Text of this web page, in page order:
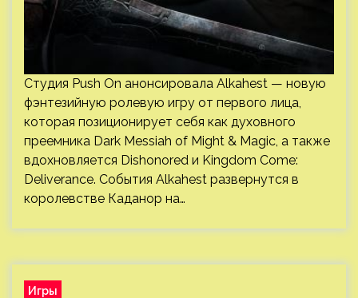
Студия Push On анонсировала Alkahest — новую
фэнтезийную ролевую игру от первого лица,
которая позиционирует себя как духовного
преемника Dark Messiah of Might & Magic, а также
вдохновляется Dishonored и Kingdom Come:
Deliverance. События Alkahest развернутся в
королевстве Каданор на…
Игры